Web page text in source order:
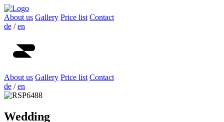
About us Gallery Price list Contact
de / en
About us Gallery Price list Contact
de / en
Wedding